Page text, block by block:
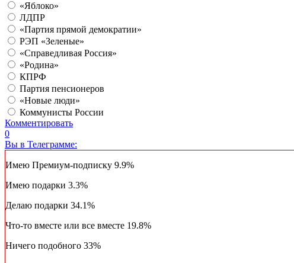
«Яблоко»
ЛДПР
«Партия прямой демократии»
РЭП «Зеленые»
«Справедливая Россия»
«Родина»
КПРФ
Партия пенсионеров
«Новые люди»
Коммунисты России
Комментировать
0
Вы в Телеграмме:
Имею Премиум-подписку 9.9%
Имею подарки 3.3%
Делаю подарки 34.1%
Что-то вместе или все вместе 19.8%
Ничего подобного 33%